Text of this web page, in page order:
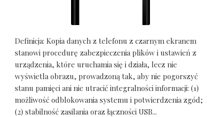
Definicja: Kopia danych z telefonu z czarnym ekranem
stanowi procedurę zabezpieczenia plików i ustawień z
urządzenia, które uruchamia się i działa, lecz nie
wyświetla obrazu, prowadzoną tak, aby nie pogorszyć
stanu pamięci ani nie utracić integralności informacji: (1)
możliwość odblokowania systemu i potwierdzenia zgód;
(2) stabilność zasilania oraz łączności USB...